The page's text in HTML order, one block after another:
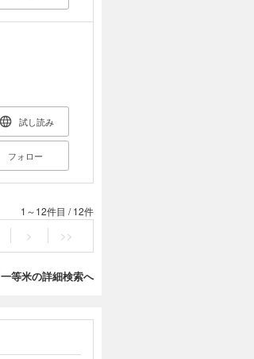
試し読み
フォロー
1～12件目 /12件
> >>
一等米の詳細検索へ